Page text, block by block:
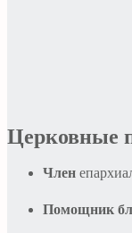
Церковные
Член
Помощник